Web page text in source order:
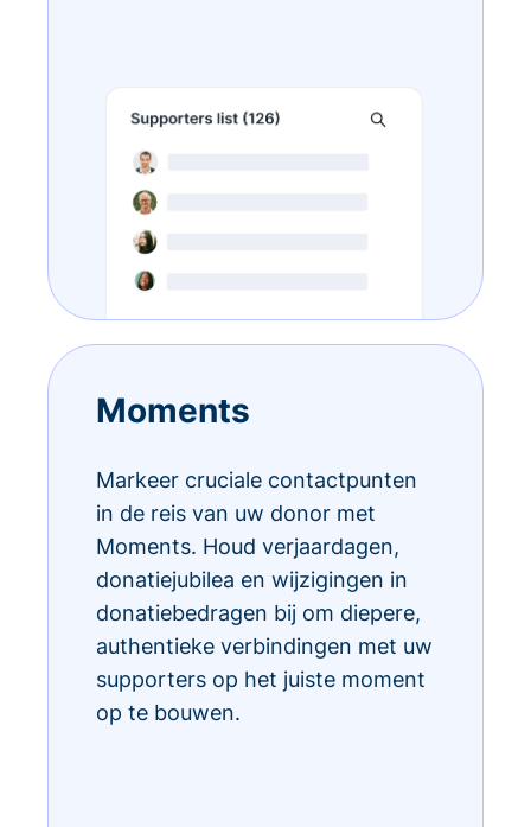
Moments
Markeer cruciale contactpunten
in de reis van uw donor met
Moments. Houd verjaardagen,
donatiejubilea en wijzigingen in
donatiebedragen bij om diepere,
authentieke verbindingen met uw
supporters op het juiste moment
op te bouwen.